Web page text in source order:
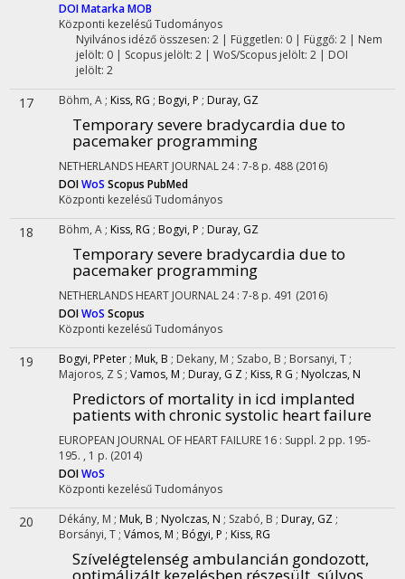
DOIMatarkaMOB
Központi kezelésűTudományos
Nyilvános idéző összesen: 2| Független: 0 | Függő: 2 | Nem
jelölt: 0 | Scopus jelölt: 2 | WoS/Scopus jelölt: 2 | DOI
jelölt: 2
17 Böhm, A ; Kiss, RG ; Bogyi, P ; Duray, GZ
Temporary severe bradycardia due to
pacemaker programming
NETHERLANDS HEART JOURNAL24: 7-8 p. 488 (2016)
DOIWoS Scopus PubMed
Központi kezelésűTudományos
18 Böhm, A ; Kiss, RG ; Bogyi, P ; Duray, GZ
Temporary severe bradycardia due to
pacemaker programming
NETHERLANDS HEART JOURNAL24: 7-8 p. 491 (2016)
DOIWoS Scopus
Központi kezelésűTudományos
19 Bogyi, PPeter ; Muk, B ; Dekany, M ; Szabo, B ; Borsanyi, T ;
Majoros, Z S ; Vamos, M ; Duray, G Z ; Kiss, R G ; Nyolczas, N
Predictors of mortality in icd implanted
patients with chronic systolic heart failure
EUROPEAN JOURNAL OF HEART FAILURE 16 : Suppl. 2 pp. 195-
195. , 1 p. (2014)
DOIWoS
Központi kezelésűTudományos
20 Dékány, M ; Muk, B ; Nyolczas, N ; Szabó, B ; Duray, GZ ;
Borsányi, T ; Vámos, M ; Bógyi, P ; Kiss, RG
Szívelégtelenség ambulancián gondozott,